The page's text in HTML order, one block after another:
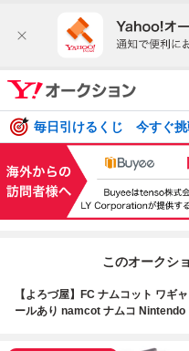
毎日引けるくじ 今すぐ挑
このオークシ
【よろづ屋】FC ナムコット ワギ
ールあり namcot ナムコ Nintendo